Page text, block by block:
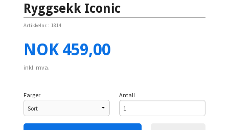
Ryggsekk Iconic
Artikkelnr.: 1814
Pris
NOK 459,00
inkl. mva.
Farger Antall